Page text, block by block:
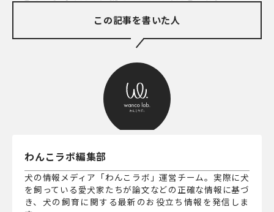
この記事を書いた人
わんこラボ編集部
犬の情報メディア「わんこラボ」運営チーム。実際に犬
を飼っている愛犬家たちが論文などの正確な情報に基づ
き、犬の飼育に関する最新のお役立ち情報を発信しま